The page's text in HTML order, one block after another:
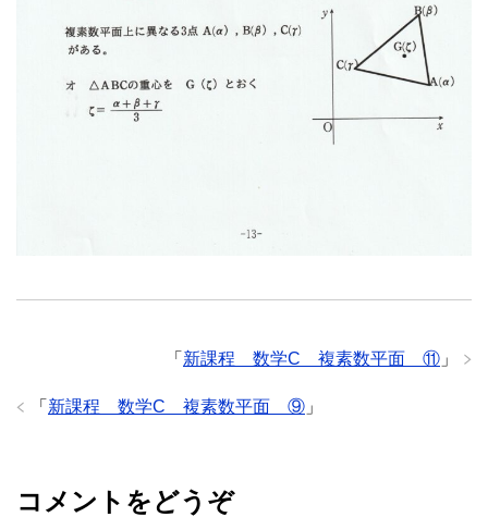
「 新課程 数学C 複素数平面 ⑪ 」
「 新課程 数学C 複素数平面 ⑨ 」
コメントをどうぞ